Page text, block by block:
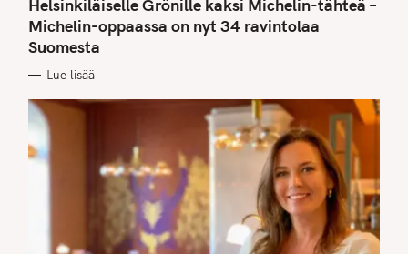
E
G
O
R
I
S
Helsinkiläiselle Grönille kaksi Michelin-tähteä –
Michelin-oppaassa on nyt 34 ravintolaa
Suomesta
Lue lisää